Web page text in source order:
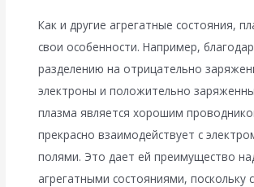
Как и другие агрегатные состояния,
свои особенности. Например,
разделению на отрицательно
электроны и положительно
плазма является хорошим
прекрасно взаимодействует с
полями. Это дает ей преимущество
агрегатными состояниями, поскольку